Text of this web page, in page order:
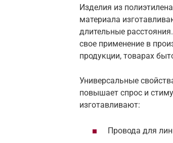
Изделия из
материала
длительные
свое применение в
продукции, товарах
Универсальные
повышает спрос и
изготавливают:
Провода для